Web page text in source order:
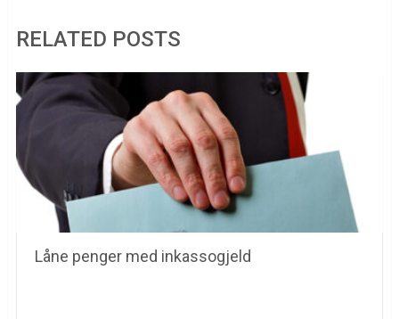
RELATED POSTS
Låne penger med inkassogjeld